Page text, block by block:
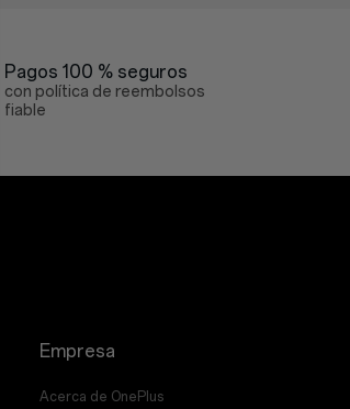
Pagos 100 % seguros
con política de reembolsos
fiable
Empresa
Acerca de OnePlus